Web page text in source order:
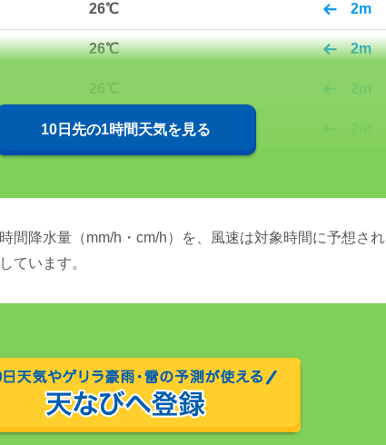
26℃ 2m
26℃ 2m
2m
27℃
10日先の1時間天気を見る
間降水量（mm/h・cm/h）を、風速は対象時間に予想され
ています。